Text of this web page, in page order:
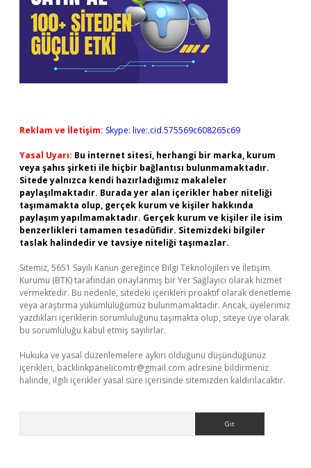
Reklam ve İletişim: Skype: live:.cid.575569c608265c69
Yasal Uyarı: Bu internet sitesi, herhangi bir marka, kurum
veya şahıs şirketi ile hiçbir bağlantısı bulunmamaktadır.
Sitede yalnızca kendi hazırladığımız makaleler
paylaşılmaktadır. Burada yer alan içerikler haber niteliği
taşımamakta olup, gerçek kurum ve kişiler hakkında
paylaşım yapılmamaktadır. Gerçek kurum ve kişiler ile isim
benzerlikleri tamamen tesadüfidir. Sitemizdeki bilgiler
taslak halindedir ve tavsiye niteliği taşımazlar.
Sitemiz, 5651 Sayılı Kanun gereğince Bilgi Teknolojileri ve İletişim
Kurumu (BTK) tarafından onaylanmış bir Yer Sağlayıcı olarak hizmet
vermektedir. Bu nedenle, sitedeki içerikleri proaktif olarak denetleme
veya araştırma yükümlülüğümüz bulunmamaktadır. Ancak, üyelerimiz
yazdıkları içeriklerin sorumluluğunu taşımakta olup, siteye üye olarak
bu sorumluluğu kabul etmiş sayılırlar.
Hukuka ve yasal düzenlemelere aykırı olduğunu düşündüğünüz
içerikleri, backlinkpanelicomtr@gmail.com adresine bildirmeniz
halinde, ilgili içerikler yasal süre içerisinde sitemizden kaldırılacaktır.